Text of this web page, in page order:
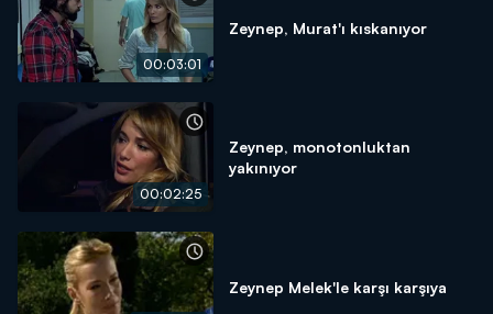
00:03:01
Zeynep, Murat'ı kıskanıyor
00:02:25
Zeynep, monotonluktan
yakınıyor
Zeynep Melek'le karşı karşıya